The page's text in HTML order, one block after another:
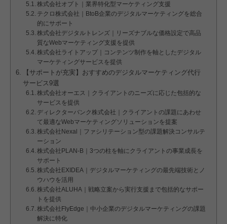
株式会社オプト｜業界特化型マーケティング支援
テクロ株式会社｜BtoB企業のデジタルマーケティングを総合
的にサポート
株式会社デジタルトレンズ｜リーズナブルな価格設定で高品
質なWebマーケティング支援を提供
株式会社ライトアップ｜コンテンツ制作を軸としたデジタル
マーケティングサービスを提供
【サポートが充実】おすすめのデジタルマーケティング代行
サービス9選
株式会社オーエス｜クライアントのニーズに応じた包括的な
サービスを提供
ディレクターバンク株式会社｜クライアントの課題にあわせ
て最適なWebマーケティングソリューションを提案
株式会社Nexal｜ファシリテーション型の課題解決コンサルテ
ーション
株式会社PLAN-B｜3つの柱を軸にクライアントの事業成長を
サポート
株式会社EXIDEA｜デジタルマーケティングの最先端技術とノ
ウハウを活用
株式会社ALUHA｜戦略立案から実行支援まで包括的なサポー
トを提供
株式会社FlyEdge｜中小企業のデジタルマーケティングの課題
解決に特化